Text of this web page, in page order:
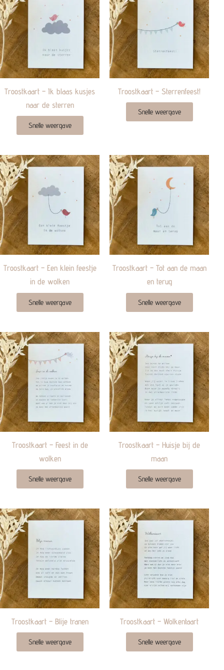
Troostkaart – Ik blaas kusjes
naar de sterren
Snelle weergave
Troostkaart – Sterrenfeest!
Snelle weergave
Troostkaart – Een klein feestje
in de wolken
Snelle weergave
Troostkaart – Tot aan de maan
en terug
Snelle weergave
Troostkaart – Feest in de
wolken
Snelle weergave
Troostkaart – Huisje bij de
maan
Snelle weergave
Troostkaart – Blije tranen
Snelle weergave
Troostkaart – Wolkentaart
Snelle weergave